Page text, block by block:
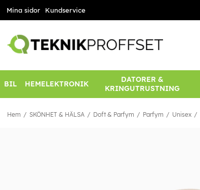
Mina sidor Kundservice
BIL HEMELEKTRONIK
DATORER &
KRINGUTRUSTNING
Hem SKÖNHET & HÄLSA Doft & Parfym Parfym Unisex